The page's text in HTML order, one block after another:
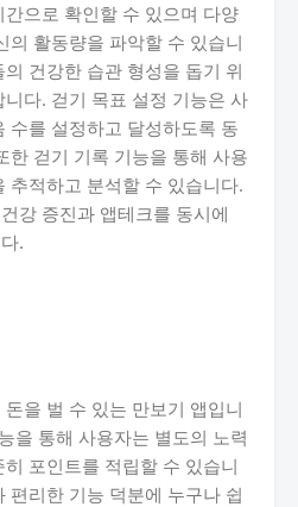
으로 확인할 수 있으며 다양
의 활동량을 파악할 수 있습니
건강한 습관 형성을 돕기 위
다. 걷기 목표 설정 기능은 사
수를 설정하고 달성하도록 동
한 걷기 기록 기능을 통해 사용
추적하고 분석할 수 있습니다.
강 증진과 앱테크를 동시에
.
을 벌 수 있는 만보기 앱입니
을 통해 사용자는 별도의 노력
포인트를 적립할 수 있습니
편리한 기능 덕분에 누구나 쉽